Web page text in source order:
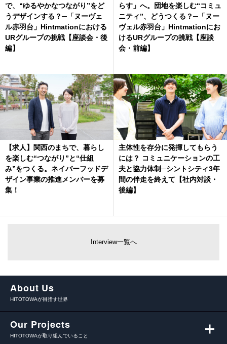
で、“ゆるやかなつながり”をど
うデザインする？─「ヌーヴェ
ル赤羽台」Hintmationにおける
URグループの挑戦【座談会・後
編】
らす」へ。団地を楽しむ“コミュ
ニティ”、どうつくる？─「ヌー
ヴェル赤羽台」Hintmationにお
けるURグループの挑戦【座談
会・前編】
【求人】関西のまちで、暮らし
を楽しむ“つながり”と“仕組
み”をつくる。ネイバーフッドデ
ザイン事業の推進メンバーを募
集！
主体性を存分に発揮してもらう
には？ コミュニケーションの工
夫と協力体制─シントシティ3年
間の伴走を終えて【社内対談・
後編】
Interview一覧へ
About Us
HITOTOWAが目指す世界
Our Projects
HITOTOWAが取り組んでいること